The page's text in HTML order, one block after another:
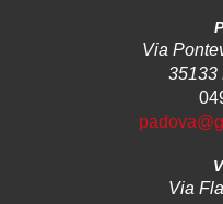
Via
35133
Via